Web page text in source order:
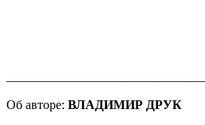
Об авторе: ВЛАДИМИР ДРУК